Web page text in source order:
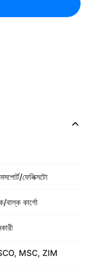
ফেলিক্সটো
বাল্ক কার্গো
MSC, ZIM